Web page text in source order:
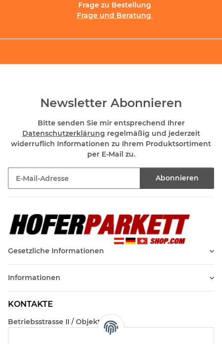
Frage zu Bestellung
Frage und Beratung
Newsletter Abonnieren
Bitte senden Sie mir entsprechend Ihrer
Datenschutzerklärung regelmäßig und jederzeit
widerruflich Informationen zu Ihrem Produktsortiment
per E-Mail zu.
Abonnieren
Gesetzliche Informationen
Informationen
KONTAKTE
Betriebsstrasse II / Objekt 17